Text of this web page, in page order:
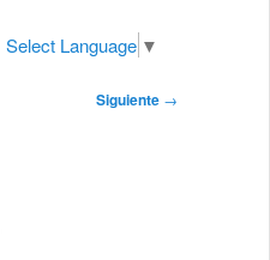
Select Language ▼
Siguiente →